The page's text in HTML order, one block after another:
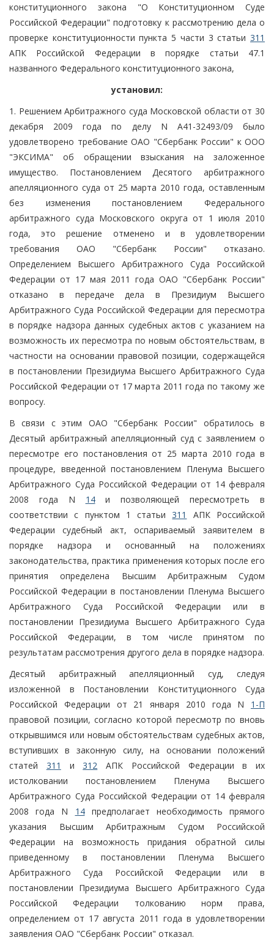
конституционного закона "О Конституционном Суде
Российской Федерации" подготовку к рассмотрению дела о
проверке конституционности пункта 5 части 3 статьи 311
АПК Российской Федерации в порядке статьи 47.1
названного Федерального конституционного закона,
установил:
1. Решением Арбитражного суда Московской области от 30
декабря 2009 года по делу N А41-32493/09 было
удовлетворено требование ОАО "Сбербанк России" к ООО
"ЭКСИМА" об обращении взыскания на заложенное
имущество. Постановлением Десятого арбитражного
апелляционного суда от 25 марта 2010 года, оставленным
без изменения постановлением Федерального
арбитражного суда Московского округа от 1 июля 2010
года, это решение отменено и в удовлетворении
требования ОАО "Сбербанк России" отказано.
Определением Высшего Арбитражного Суда Российской
Федерации от 17 мая 2011 года ОАО "Сбербанк России"
отказано в передаче дела в Президиум Высшего
Арбитражного Суда Российской Федерации для пересмотра
в порядке надзора данных судебных актов с указанием на
возможность их пересмотра по новым обстоятельствам, в
частности на основании правовой позиции, содержащейся
в постановлении Президиума Высшего Арбитражного Суда
Российской Федерации от 17 марта 2011 года по такому же
вопросу.
В связи с этим ОАО "Сбербанк России" обратилось в
Десятый арбитражный апелляционный суд с заявлением о
пересмотре его постановления от 25 марта 2010 года в
процедуре, введенной постановлением Пленума Высшего
Арбитражного Суда Российской Федерации от 14 февраля
2008 года N 14и позволяющей пересмотреть в
соответствии с пунктом 1 статьи311
АПК Российской
Федерации судебный акт, оспариваемый заявителем в
порядке надзора и основанный на положениях
законодательства, практика применения которых после его
принятия определена Высшим Арбитражным Судом
Российской Федерации в постановлении Пленума Высшего
Арбитражного Суда Российской Федерации или в
постановлении Президиума Высшего Арбитражного Суда
Российской Федерации, в том числе принятом по
результатам рассмотрения другого дела в порядке надзора.
Десятый арбитражный апелляционный суд, следуя
изложенной в Постановлении Конституционного Суда
Российской Федерации от 21 января 2010 года N 1-П
правовой позиции, согласно которой пересмотр по вновь
открывшимся или новым обстоятельствам судебных актов,
вступивших в законную силу, на основании положений
статей 311 и312 АПК Российской Федерации в их
истолковании постановлением Пленума Высшего
Арбитражного Суда Российской Федерации от 14 февраля
2008 года N 14предполагает необходимость прямого
указания Высшим Арбитражным Судом Российской
Федерации на возможность придания обратной силы
приведенному в постановлении Пленума Высшего
Арбитражного Суда Российской Федерации или в
постановлении Президиума Высшего Арбитражного Суда
Российской Федерации толкованию норм права,
определением от 17 августа 2011 года в удовлетворении
заявления ОАО "Сбербанк России" отказал.